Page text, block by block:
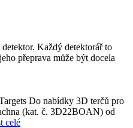
Každý detektorář to
přeprava může být docela
Do nabídky 3D terčů pro
(kat. č. 3D22BOAN) od
celé